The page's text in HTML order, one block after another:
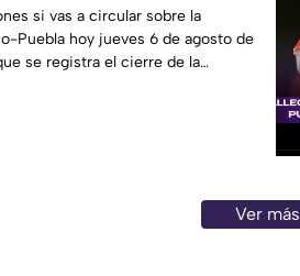
alternas
si vas a circular sobre la
Puebla hoy jueves 6 de agosto de
se registra el cierre de la
Ver más